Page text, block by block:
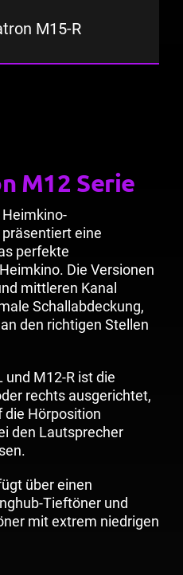
M15-R
M12 Serie
eine
perfekte
Die Versionen
mittleren Kanal
Schallabdeckung,
den richtigen Stellen
und M12-Rist die
rechts ausgerichtet,
die Hörposition
den Lautsprecher
über einen
Tieftöner und
mit extrem niedrigen